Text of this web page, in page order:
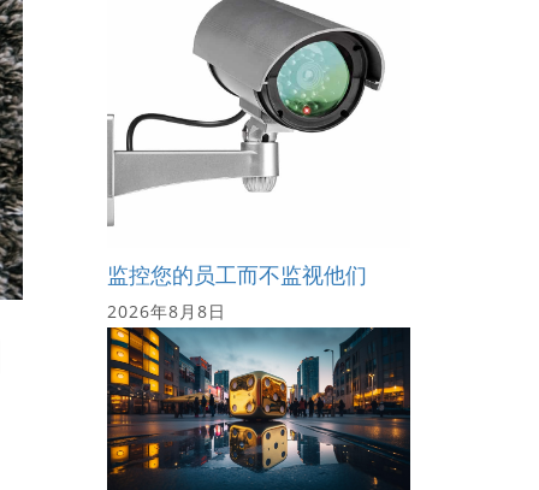
监控您的员工而不监视他们
2026年8月8日